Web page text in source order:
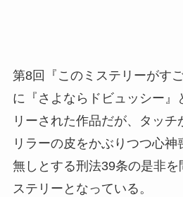
第8回『このミステリーがす
に『さよならドビュッシー』
リーされた作品だが、タッチ
リラーの皮をかぶりつつ心神
無しとする刑法39条の是非を
ステリーとなっている。